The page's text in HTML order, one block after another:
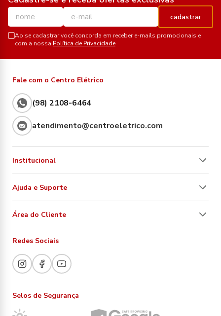
cadastrar
Ao se cadastrar você concorda em receber e-mails promocionais e
com a nossa Política de Privacidade
Fale com o Centro Elétrico
(98) 2108-6464
atendimento@centroeletrico.com
Institucional
Ajuda e Suporte
Área do Cliente
Redes Sociais
Selos de Segurança